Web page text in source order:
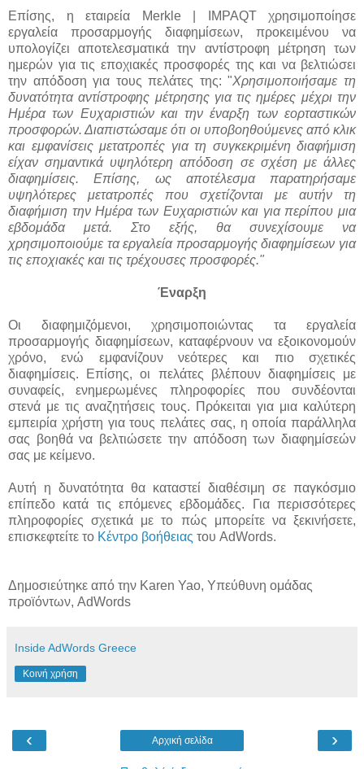
Επίσης, η εταιρεία Merkle | IMPAQT χρησιμοποίησε
εργαλεία προσαρμογής διαφημίσεων, προκειμένου να
υπολογίζει αποτελεσματικά την αντίστροφη μέτρηση των
ημερών για τις εποχιακές προσφορές της και να βελτιώσει
την απόδοση για τους πελάτες της: "Χρησιμοποιήσαμε τη
δυνατότητα αντίστροφης μέτρησης για τις ημέρες μέχρι την
Ημέρα των Ευχαριστιών και την έναρξη των εορταστικών
προσφορών. Διαπιστώσαμε ότι οι υποβοηθούμενες από κλικ
και εμφανίσεις μετατροπές για τη συγκεκριμένη διαφήμιση
είχαν σημαντικά υψηλότερη απόδοση σε σχέση με άλλες
διαφημίσεις. Επίσης, ως αποτέλεσμα παρατηρήσαμε
υψηλότερες μετατροπές που σχετίζονται με αυτήν τη
διαφήμιση την Ημέρα των Ευχαριστιών και για περίπου μια
εβδομάδα μετά. Στο εξής, θα συνεχίσουμε να
χρησιμοποιούμε τα εργαλεία προσαρμογής διαφημίσεων για
τις εποχιακές και τις τρέχουσες προσφορές."
Έναρξη
Οι διαφημιζόμενοι, χρησιμοποιώντας τα εργαλεία
προσαρμογής διαφημίσεων, καταφέρνουν να εξοικονομούν
χρόνο, ενώ εμφανίζουν νεότερες και πιο σχετικές
διαφημίσεις. Επίσης, οι πελάτες βλέπουν διαφημίσεις με
συναφείς, ενημερωμένες πληροφορίες που συνδέονται
στενά με τις αναζητήσεις τους. Πρόκειται για μια καλύτερη
εμπειρία χρήστη για τους πελάτες σας, η οποία παράλληλα
σας βοηθά να βελτιώσετε την απόδοση των διαφημίσεών
σας με κείμενο.
Αυτή η δυνατότητα θα καταστεί διαθέσιμη σε παγκόσμιο
επίπεδο κατά τις επόμενες εβδομάδες. Για περισσότερες
πληροφορίες σχετικά με το πώς μπορείτε να ξεκινήσετε,
επισκεφτείτε το Κέντρο βοήθειας του AdWords.
Δημοσιεύτηκε από την Karen Yao, Υπεύθυνη ομάδας
προϊόντων, AdWords
Inside AdWords Greece
Κοινή χρήση
‹ ›
Αρχική σελίδα